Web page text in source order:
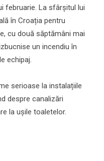
februarie. La sfârșitul lui
în Croația pentru
cu două săptămâni mai
un incendiu în
echipaj.
serioase la instalațiile
despre canalizări
la ușile toaletelor.